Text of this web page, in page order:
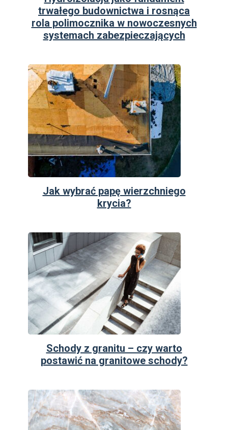
trwałego budownictwa i rosnąca
rola polimocznika w nowoczesnych
systemach zabezpieczających
Jak wybrać papę wierzchniego
krycia?
Schody z granitu – czy warto
postawić na granitowe schody?